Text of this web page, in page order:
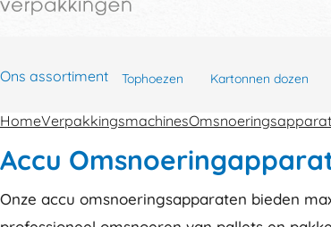
Ons assortiment Tophoezen Kartonnen dozen
HomeVerpakkingsmachines
Accu
Onze accu omsnoeringsapparaten bieden